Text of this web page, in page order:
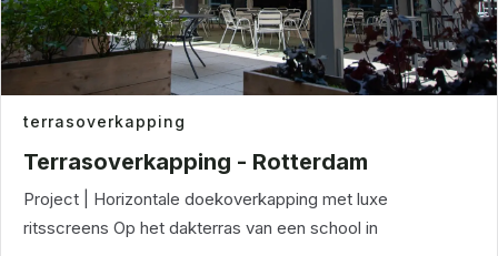
terrasoverkapping
Terrasoverkapping - Rotterdam
Project | Horizontale doekoverkapping met luxe
ritsscreens Op het dakterras van een school in